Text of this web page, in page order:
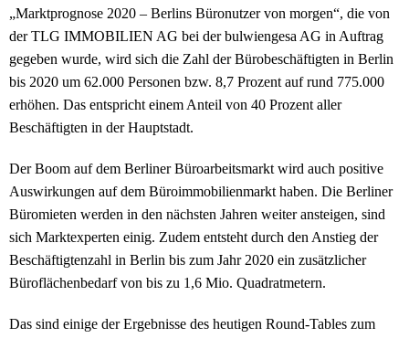
„Marktprognose 2020 – Berlins Büronutzer von morgen“, die von
der TLG IMMOBILIEN AG bei der bulwiengesa AG in Auftrag
gegeben wurde, wird sich die Zahl der Bürobeschäftigten in Berlin
bis 2020 um 62.000 Personen bzw. 8,7 Prozent auf rund 775.000
erhöhen. Das entspricht einem Anteil von 40 Prozent aller
Beschäftigten in der Hauptstadt.
Der Boom auf dem Berliner Büroarbeitsmarkt wird auch positive
Auswirkungen auf dem Büroimmobilienmarkt haben. Die Berliner
Büromieten werden in den nächsten Jahren weiter ansteigen, sind
sich Marktexperten einig. Zudem entsteht durch den Anstieg der
Beschäftigtenzahl in Berlin bis zum Jahr 2020 ein zusätzlicher
Büroflächenbedarf von bis zu 1,6 Mio. Quadratmetern.
Das sind einige der Ergebnisse des heutigen Round-Tables zum